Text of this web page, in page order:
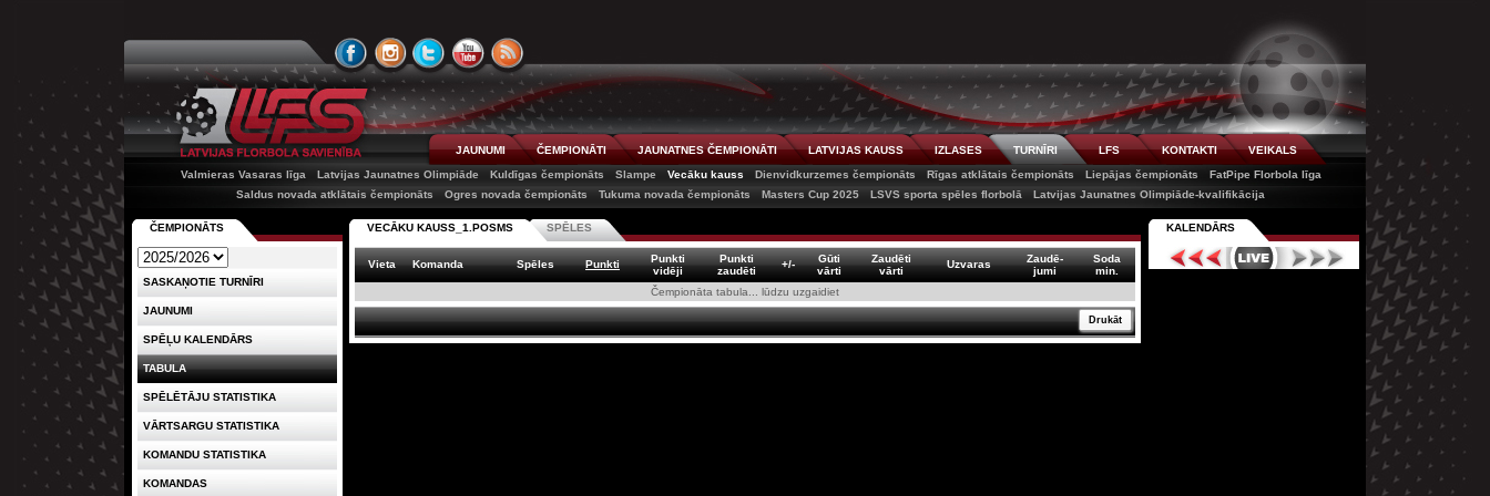
JAUNUMI ČEMPIONĀTI JAUNATNES ČEMPIONĀTI LATVIJAS KAUSS IZLASES TURNĪRI LFS KONTAKTI
VEIKALS
Valmieras Vasaras līga
Latvijas Jaunatnes Olimpiāde Kuldīgas čempionāts Slampe Vecāku kauss Dienvidkurzemes čempionāts Rīgas atklātais čempionāts Liepājas čempionāts
FatPipe Florbola līga
Saldus novada atklātais čempionāts
Ogres novada čempionāts Tukuma novada čempionāts Masters Cup 2025 LSVS sporta spēles florbolā Latvijas Jaunatnes Olimpiāde-kvalifikācija
VECĀKU KAUSS_1.POSMS SPĒLES
Vieta Komanda Spēles Punkti
Punkti
vidēji
Punkti
zaudēti
+/-
Gūti
vārti
Zaudēti
vārti
Uzvaras
Zaudē-
jumi
Soda
min.
Čempionāta tabula... lūdzu uzgaidiet
Drukāt
ČEMPIONĀTS
SASKAŅOTIE TURNĪRI
JAUNUMI
SPĒĻU KALENDĀRS
TABULA
SPĒLĒTĀJU STATISTIKA
VĀRTSARGU STATISTIKA
KOMANDU STATISTIKA
KOMANDAS
KALENDĀRS